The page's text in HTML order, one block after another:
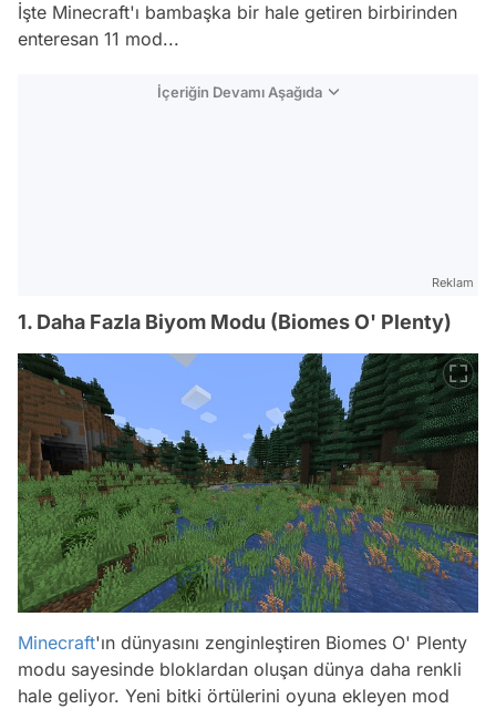
İşte Minecraft'ı bambaşka bir hale getiren birbirinden
enteresan 11 mod...
İçeriğin Devamı Aşağıda
Reklam
1. Daha Fazla Biyom Modu (Biomes O' Plenty)
Minecraft'ın dünyasını zenginleştiren Biomes O' Plenty
modu sayesinde bloklardan oluşan dünya daha renkli
hale geliyor. Yeni bitki örtülerini oyuna ekleyen mod